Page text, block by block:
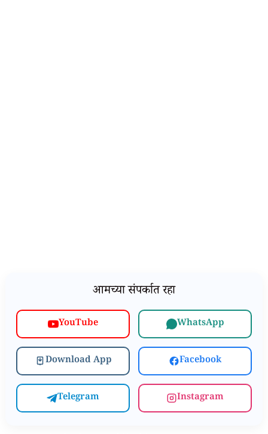
आमच्या संपर्कात रहा
YouTube WhatsApp
Download App Facebook
Telegram Instagram